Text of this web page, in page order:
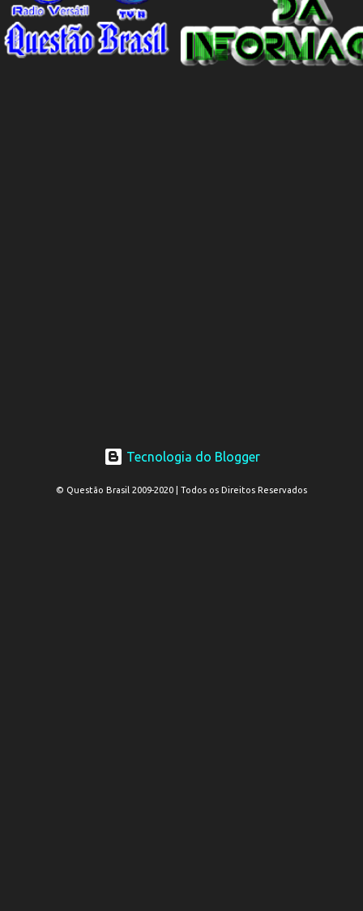
Tecnologia do Blogger
© Questão Brasil 2009-2020 | Todos os Direitos Reservados